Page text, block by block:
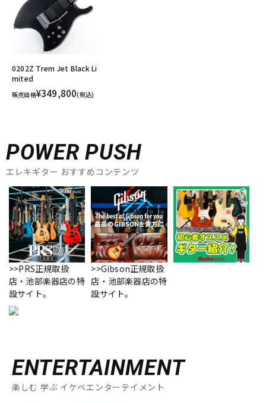
0202Z Trem Jet Black Li
mited
販売価格¥349,800(税込)
POWER PUSH
エレキギター おすすめコンテンツ
>>PRS正規取扱
店・池部楽器店の特
設サイト。
>>Gibson正規取扱
店・池部楽器店の特
設サイト。
ENTERTAINMENT
楽しむ 学ぶ イケベエンターテイメント